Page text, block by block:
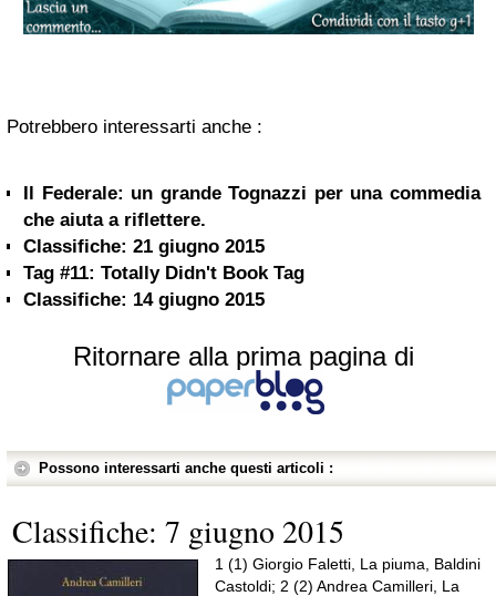
Potrebbero interessarti anche :
Il Federale: un grande Tognazzi per una commedia
che aiuta a riflettere.
Classifiche: 21 giugno 2015
Tag #11: Totally Didn't Book Tag
Classifiche: 14 giugno 2015
Ritornare alla prima pagina di
Possono interessarti anche questi articoli :
Classifiche: 7 giugno 2015
1 (1) Giorgio Faletti, La piuma, Baldini
Castoldi; 2 (2) Andrea Camilleri, La